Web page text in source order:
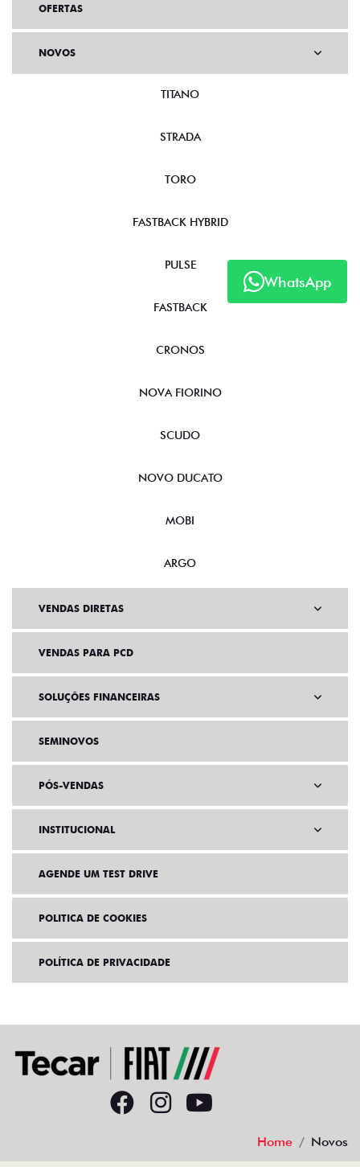
WhatsApp
OFERTAS
NOVOS
TITANO
STRADA
TORO
FASTBACK HYBRID
PULSE
FASTBACK
CRONOS
NOVA FIORINO
SCUDO
NOVO DUCATO
MOBI
ARGO
VENDAS DIRETAS
VENDAS PARA PCD
SOLUÇÕES FINANCEIRAS
SEMINOVOS
PÓS-VENDAS
INSTITUCIONAL
AGENDE UM TEST DRIVE
POLITICA DE COOKIES
POLÍTICA DE PRIVACIDADE
Home Novos